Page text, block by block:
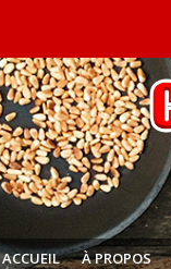
ACCUEIL À PROPOS